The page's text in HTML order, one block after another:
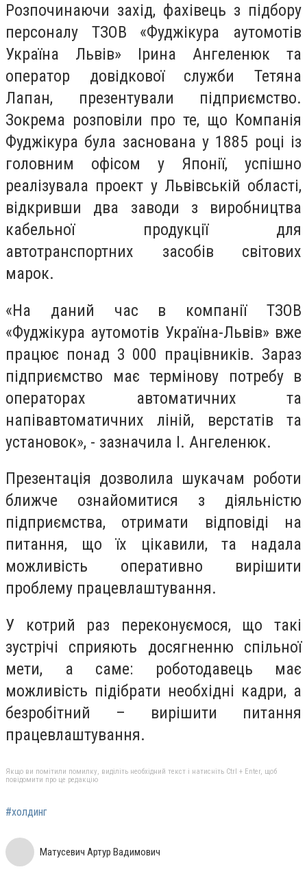
Розпочинаючи захід, фахівець з підбору
персоналу ТЗОВ «Фуджікура аутомотів
Україна Львів» Ірина Ангеленюк та
оператор довідкової служби Тетяна
Лапан, презентували підприємство.
Зокрема розповіли про те, що Компанія
Фуджікура була заснована у 1885 році із
головним офісом у Японії, успішно
реалізувала проект у Львівській області,
відкривши два заводи з виробництва
кабельної продукції для
автотранспортних засобів світових
марок.
«На даний час в компанії ТЗОВ
«Фуджікура аутомотів Україна-Львів» вже
працює понад 3 000 працівників. Зараз
підприємство має термінову потребу в
операторах автоматичних та
напівавтоматичних ліній, верстатів та
установок», - зазначила І. Ангеленюк.
Презентація дозволила шукачам роботи
ближче ознайомитися з діяльністю
підприємства, отримати відповіді на
питання, що їх цікавили, та надала
можливість оперативно вирішити
проблему працевлаштування.
У котрий раз переконуємося, що такі
зустрічі сприяють досягненню спільної
мети, а саме: роботодавець має
можливість підібрати необхідні кадри, а
безробітний – вирішити питання
працевлаштування.
Якщо ви помітили помилку, виділіть необхідний текст і натисніть Ctrl + Enter, щоб
повідомити про це редакцію
#холдинг
Матусевич Артур Вадимович